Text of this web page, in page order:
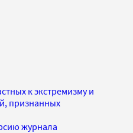
к экстремизму и
признанных
журнала